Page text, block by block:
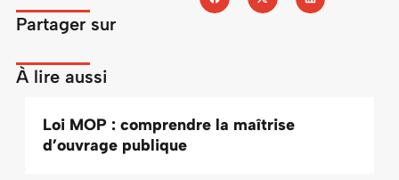
Partager sur
À lire aussi
Loi MOP : comprendre la maîtrise
d’ouvrage publique